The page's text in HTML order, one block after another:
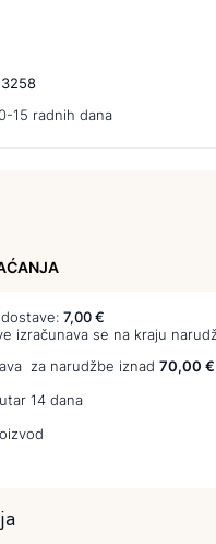
15 radnih dana
7,00 €
izračunava se na kraju
za narudžbe iznad 70,00 €
14 dana